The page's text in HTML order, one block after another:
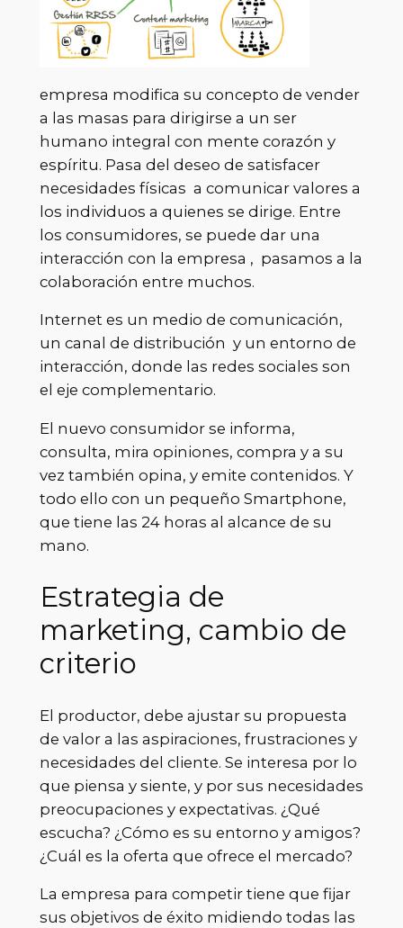
empresa modifica su concepto de vender
a las masas para dirigirse a un ser
humano integral con mente corazón y
espíritu. Pasa del deseo de satisfacer
necesidades físicas a comunicar valores a
los individuos a quienes se dirige. Entre
los consumidores, se puede dar una
interacción con la empresa , pasamos a la
colaboración entre muchos.
Internet es un medio de comunicación,
un canal de distribución y un entorno de
interacción, donde las redes sociales son
el eje complementario.
El nuevo consumidor se informa,
consulta, mira opiniones, compra y a su
vez también opina, y emite contenidos. Y
todo ello con un pequeño Smartphone,
que tiene las 24 horas al alcance de su
mano.
Estrategia de
marketing, cambio de
criterio
El productor, debe ajustar su propuesta
de valor a las aspiraciones, frustraciones y
necesidades del cliente. Se interesa por lo
que piensa y siente, y por sus necesidades
preocupaciones y expectativas. ¿Qué
escucha? ¿Cómo es su entorno y amigos?
¿Cuál es la oferta que ofrece el mercado?
La empresa para competir tiene que fijar
sus objetivos de éxito midiendo todas las